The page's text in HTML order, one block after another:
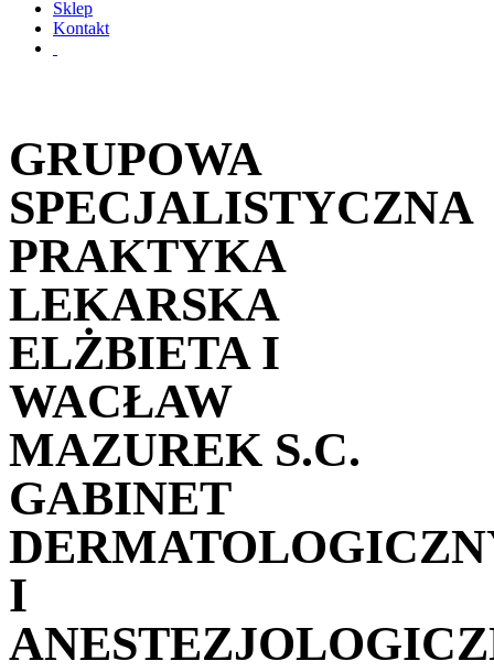
Sklep
Kontakt
GRUPOWA
SPECJALISTYCZNA
PRAKTYKA
LEKARSKA
ELŻBIETA I
WACŁAW
MAZUREK S.C.
GABINET
I